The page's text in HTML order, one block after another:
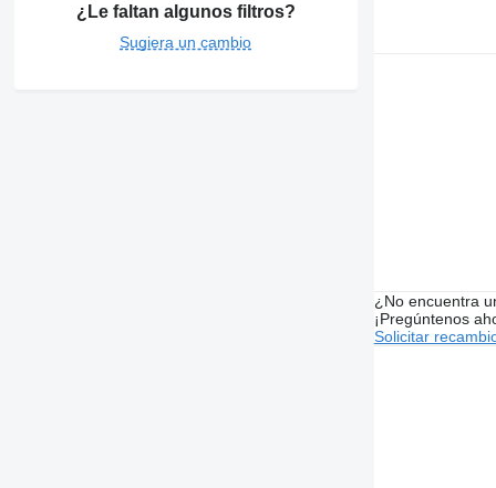
¿Le faltan algunos filtros?
Sugiera un cambio
¿No encuentra
¡Pregúntenos
Solicitar